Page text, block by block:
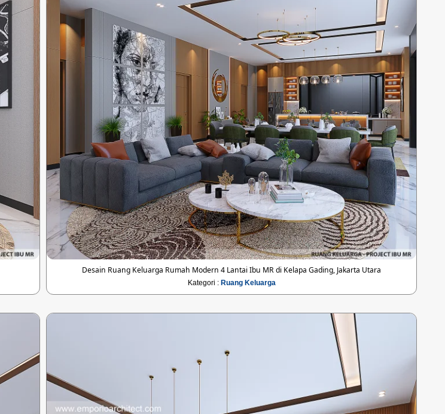
Desain Ruang Keluarga Rumah Modern 4 Lantai Ibu MR di Kelapa Gading, Jakarta Utara
Kategori : Ruang Keluarga